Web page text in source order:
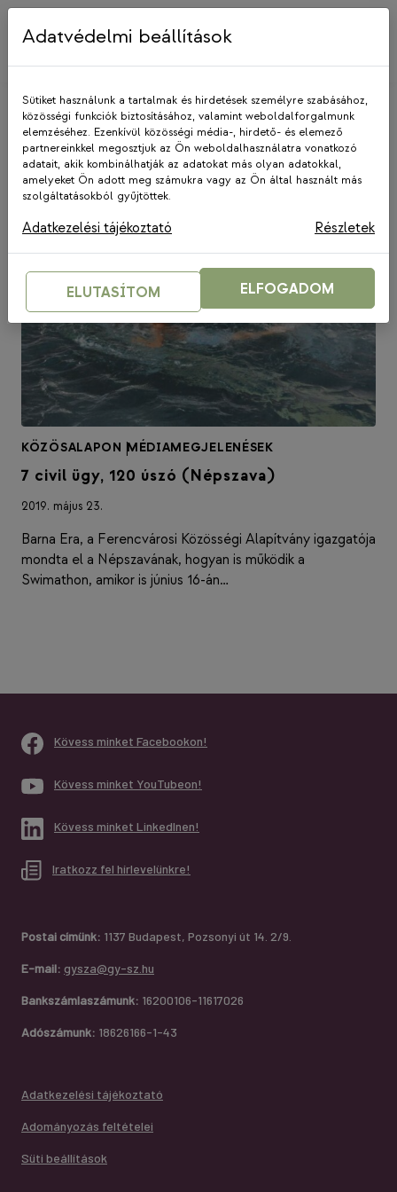
Skip
Swimathon
KÖZÖSALAPON |
MÉDIAMEGJELENÉSEK
7 civil ügy, 120 úszó (Népszava)
2019. május 23.
Barna Era, a Ferencvárosi Közösségi Alapítvány igazgatója
mondta el a Népszavának, hogyan is működik a
Swimathon, amikor is június 16-án…
Kövess minket Facebookon!
Kövess minket YouTubeon!
Kövess minket LinkedInen!
Iratkozz fel hírlevelünkre!
Postai címünk: 1137 Budapest, Pozsonyi út 14. 2/9.
E-mail: gysza@gy-sz.hu
Bankszámlaszámunk: 16200106-11617026
Adószámunk: 18626166-1-43
Adatkezelési tájékoztató
Adományozás feltételei
Süti beállítások
Adatvédelmi beállítások
Sütiket használunk a tartalmak és hirdetések személyre szabásához,
közösségi funkciók biztosításához, valamint weboldalforgalmunk
elemzéséhez. Ezenkívül közösségi média-, hirdető- és elemező
partnereinkkel megosztjuk az Ön weboldalhasználatra vonatkozó
adatait, akik kombinálhatják az adatokat más olyan adatokkal,
amelyeket Ön adott meg számukra vagy az Ön által használt más
szolgáltatásokból gyűjtöttek.
Adatkezelési tájékoztató Részletek
ELUTASÍTOM ELFOGADOM